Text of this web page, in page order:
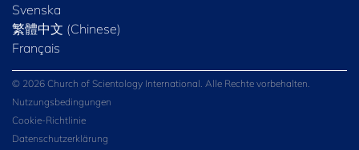
Svenska
繁體中文 (Chinese)
Français
© 2026 Church of Scientology International. Alle Rechte vorbehalten.
Nutzungsbedingungen
Cookie-Richtlinie
Datenschutzerklärung